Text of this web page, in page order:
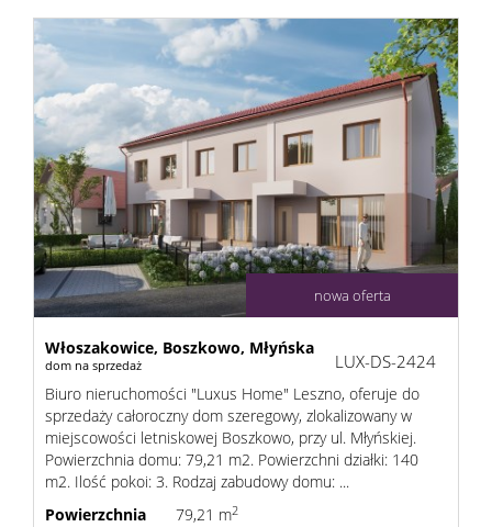
ofertę
Zgłoś
Zgłoś
chęć
kupna
nowa oferta
Włoszakowice, Boszkowo, Młyńska
dom na sprzedaż LUX-DS-2424
Biuro nieruchomości "Luxus Home" Leszno, oferuje do
sprzedaży całoroczny dom szeregowy, zlokalizowany w
miejscowości letniskowej Boszkowo, przy ul. Młyńskiej.
Powierzchnia domu: 79,21 m2. Powierzchni działki: 140
m2. Ilość pokoi: 3. Rodzaj zabudowy domu: ...
Powierzchnia
79,21 m2